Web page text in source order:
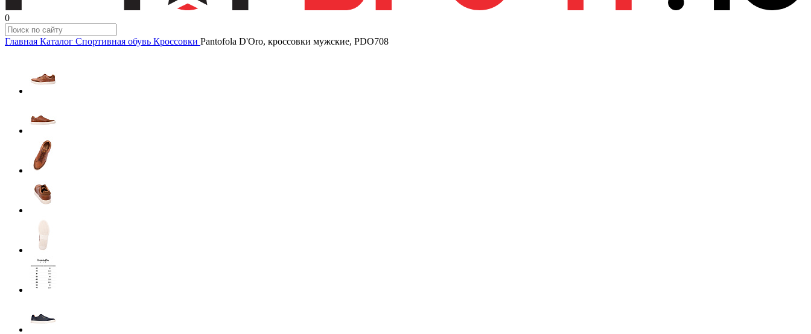
0
Главная Каталог Спортивная обувь Кроссовки Pantofola D'Oro, кроссовки мужские, PDO708